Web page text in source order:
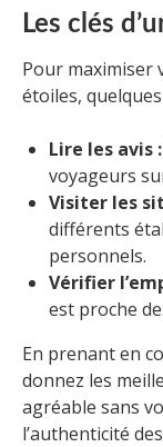
Les clés
Pour maximiser
étoiles,
Lire les avis :
voyageurs
Visiter les
différents
personnels.
Vérifier
est proche
En prenant en
donnez les
agréable sans
l’authenticité